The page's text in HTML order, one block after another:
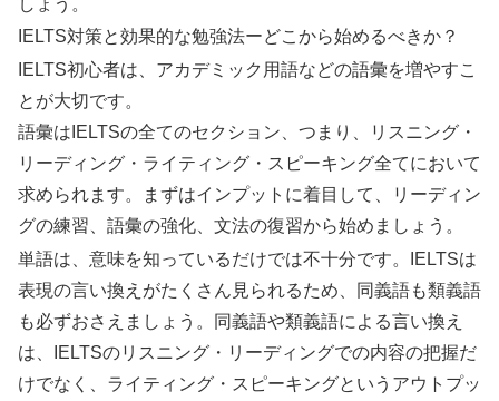
IELTS対策と効果的な勉強法ーどこから始めるべきか？
IELTS初心者は、アカデミック用語などの語彙を増やすこ
とが大切です。
語彙はIELTSの全てのセクション、つまり、リスニング・
リーディング・ライティング・スピーキング全てにおいて
求められます。まずはインプットに着目して、リーディン
グの練習、語彙の強化、文法の復習から始めましょう。
単語は、意味を知っているだけでは不十分です。IELTSは
表現の言い換えがたくさん見られるため、同義語も類義語
も必ずおさえましょう。同義語や類義語による言い換え
は、IELTSのリスニング・リーディングでの内容の把握だ
けでなく、ライティング・スピーキングというアウトプッ